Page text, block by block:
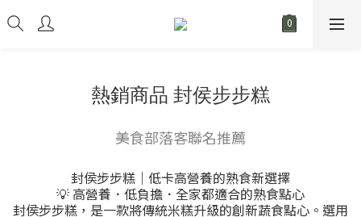
熱銷商品 封侯步步糕
美食部落客聯名推薦
封侯步步糕｜低卡高營養的熟食新選擇
💡 高營養．低負擔．全家都適合的熟食點心
封侯步步糕，是一款將傳統米糕升級的創新蔬食點心。選用